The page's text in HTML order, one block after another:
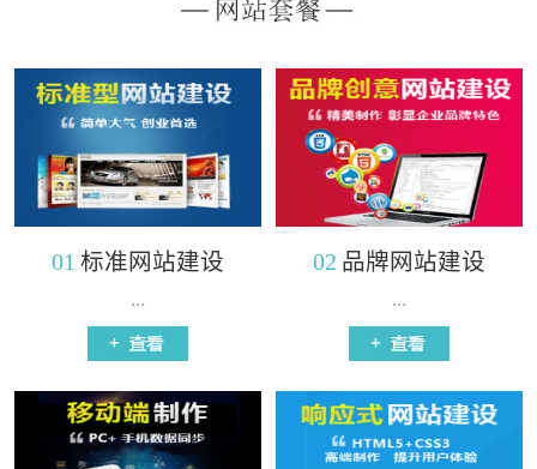
01 标准网站建设
...
02 品牌网站建设
...